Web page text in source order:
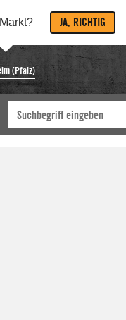
JA, RICHTIG
(Pfalz)